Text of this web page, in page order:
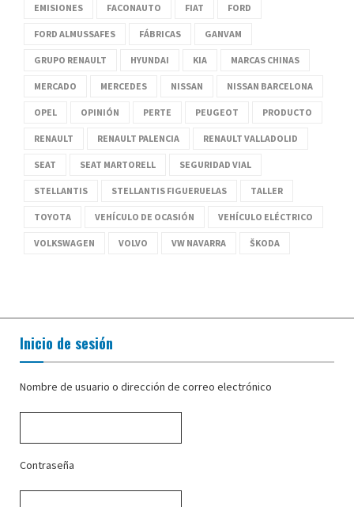
EMISIONES FACONAUTO FIAT FORD
FORD ALMUSSAFES FÁBRICAS GANVAM
GRUPO RENAULT HYUNDAI KIA MARCAS CHINAS
MERCADO MERCEDES NISSAN NISSAN BARCELONA
OPEL OPINIÓN PERTE PEUGEOT PRODUCTO
RENAULT RENAULT PALENCIA RENAULT VALLADOLID
SEAT SEAT MARTORELL SEGURIDAD VIAL
STELLANTIS STELLANTIS FIGUERUELAS TALLER
TOYOTA VEHÍCULO DE OCASIÓN VEHÍCULO ELÉCTRICO
VOLKSWAGEN VOLVO VW NAVARRA ŠKODA
Inicio de sesión
Nombre de usuario o dirección de correo electrónico
Contraseña